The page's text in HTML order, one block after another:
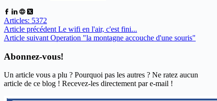
Articles: 5372
Article précédent Le wifi en l'air, c'est fini...
Article suivant Operation "la montagne accouche d'une souris"
Abonnez-vous!
Un article vous a plu ? Pourquoi pas les autres ? Ne ratez aucun
article de ce blog ! Recevez-les directement par e-mail !